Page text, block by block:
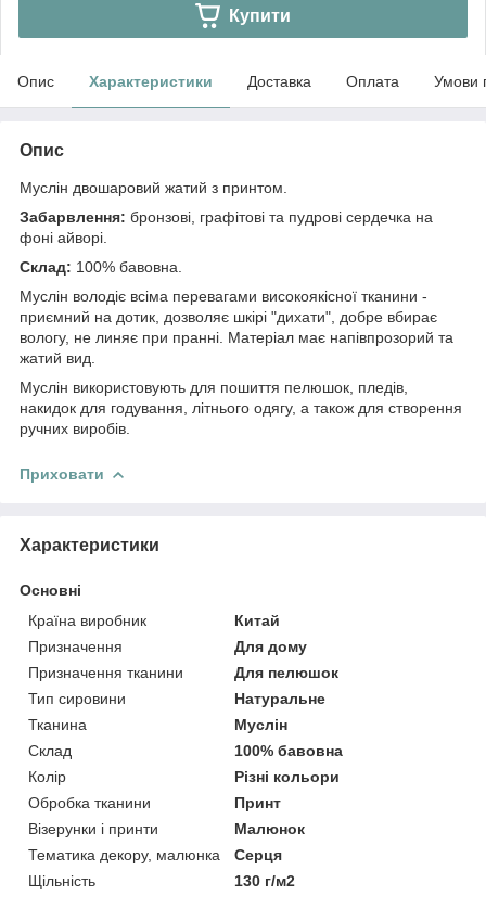
Купити
Опис Характеристики Доставка Оплата Умови
Опис
Муслін двошаровий жатий з принтом.
Забарвлення: бронзові, графітові та пудрові сердечка на
фоні айворі.
Склад: 100% бавовна.
Муслін володіє всіма перевагами високоякісної тканини -
приємний на дотик, дозволяє шкірі "дихати", добре вбирає
вологу, не линяє при пранні. Матеріал має напівпрозорий та
жатий вид.
Муслін використовують для пошиття пелюшок, пледів,
накидок для годування, літнього одягу, а також для створення
ручних виробів.
Приховати
Характеристики
Основні
Країна виробник
Китай
Призначення
Для дому
Призначення тканини
Для пелюшок
Тип сировини
Натуральне
Тканина
Муслін
Склад
100% бавовна
Колір
Різні кольори
Обробка тканини
Принт
Візерунки і принти
Малюнок
Тематика декору, малюнка
Серця
Щільність
130 г/м2